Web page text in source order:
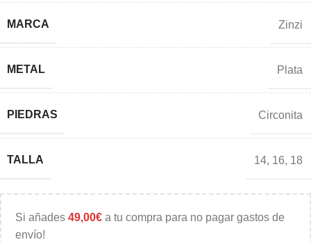
MARCA Zinzi
METAL Plata
PIEDRAS Circonita
TALLA 14, 16, 18
Si añades 49,00€ a tu compra para no pagar gastos de
envío!